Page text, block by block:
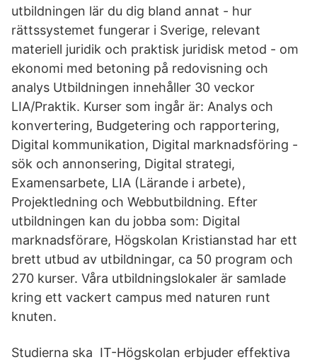
utbildningen lär du dig bland annat - hur
rättssystemet fungerar i Sverige, relevant
materiell juridik och praktisk juridisk metod - om
ekonomi med betoning på redovisning och
analys Utbildningen innehåller 30 veckor
LIA/Praktik. Kurser som ingår är: Analys och
konvertering, Budgetering och rapportering,
Digital kommunikation, Digital marknadsföring -
sök och annonsering, Digital strategi,
Examensarbete, LIA (Lärande i arbete),
Projektledning och Webbutbildning. Efter
utbildningen kan du jobba som: Digital
marknadsförare, Högskolan Kristianstad har ett
brett utbud av utbildningar, ca 50 program och
270 kurser. Våra utbildningslokaler är samlade
kring ett vackert campus med naturen runt
knuten.
Studierna ska IT-Högskolan erbjuder effektiva